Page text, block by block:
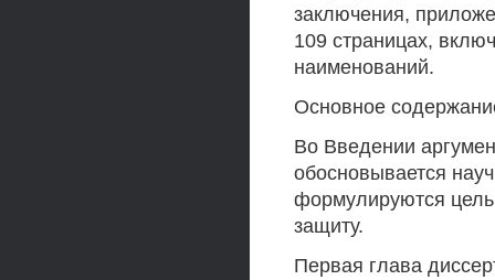
заключения,
109 страницах,
наименований.
Основное
Во Введении
обосновывается
формулируются
защиту.
Первая глава